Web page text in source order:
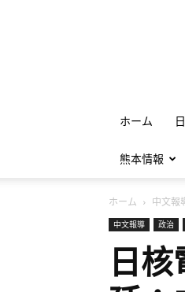
ホーム
熊本情報
ホーム 中文報
中文報導 政治
日